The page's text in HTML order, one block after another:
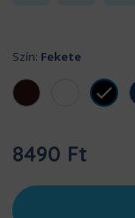
Szín: Fekete
8490 Ft